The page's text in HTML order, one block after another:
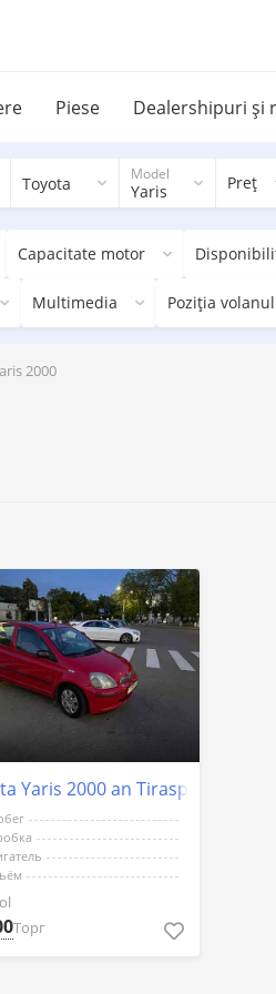
Piese Dealershipuri și
Toyota Model
Yaris Preț
Capacitate motor
Multimedia Poziția
2000
Yaris 2000 an Tiraspol
Торг